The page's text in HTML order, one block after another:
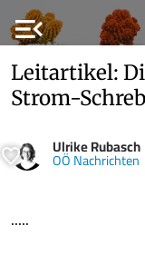
menu_open
Leitartikel:
Strom-
Ulrike Rubasch
OÖ Nachrichten
.....